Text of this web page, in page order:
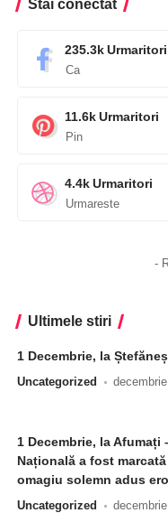
Stai conectat
235.3k Urmaritori
Ca
11.6k Urmaritori
Pin
4.4k Urmaritori
Urmareste
-
Ultimele stiri
1 Decembrie, la
Uncategorized
1 Decembrie, la Afumați
Națională a fost
omagiu solemn adus
Uncategorized